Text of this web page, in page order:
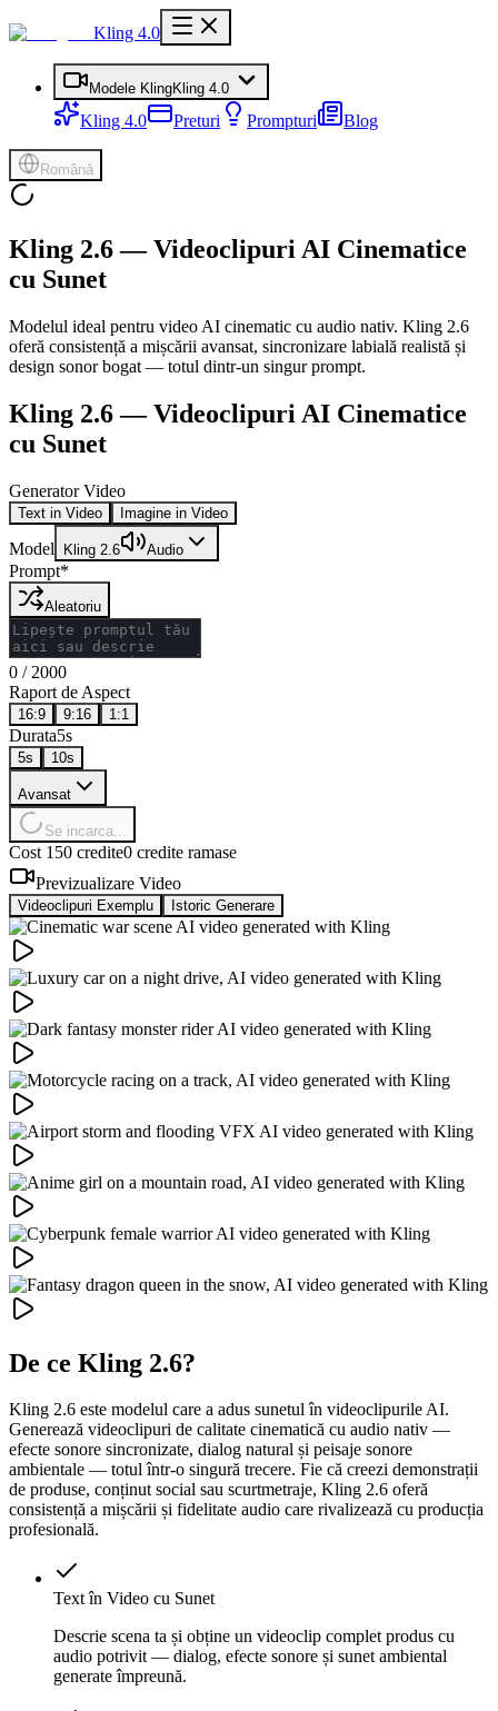
Kling 4.0
Modele KlingKling 4.0
Kling 4.0 Preturi Prompturi Blog
Română
Kling 2.6 — Videoclipuri AI Cinematice
cu Sunet
Modelul ideal pentru video AI cinematic cu audio nativ. Kling 2.6
oferă consistență a mișcării avansat, sincronizare labială realistă și
design sonor bogat — totul dintr-un singur prompt.
Kling 2.6 — Videoclipuri AI Cinematice
cu Sunet
Generator Video
Text in Video Imagine in Video
Model Kling 2.6 Audio
Prompt*
Aleatoriu
0 / 2000
Raport de Aspect
16:9 9:16 1:1
Durata5s
5s 10s
Avansat
Se incarca...
Cost 150 credite0 credite ramase
Previzualizare Video
Videoclipuri Exemplu Istoric Generare
De ce Kling 2.6?
Kling 2.6 este modelul care a adus sunetul în videoclipurile AI.
Generează videoclipuri de calitate cinematică cu audio nativ —
efecte sonore sincronizate, dialog natural și peisaje sonore
ambientale — totul într-o singură trecere. Fie că creezi demonstrații
de produse, conținut social sau scurtmetraje, Kling 2.6 oferă
consistență a mișcării și fidelitate audio care rivalizează cu producția
profesională.
Text în Video cu Sunet
Descrie scena ta și obține un videoclip complet produs cu
audio potrivit — dialog, efecte sonore și sunet ambiental
generate împreună.